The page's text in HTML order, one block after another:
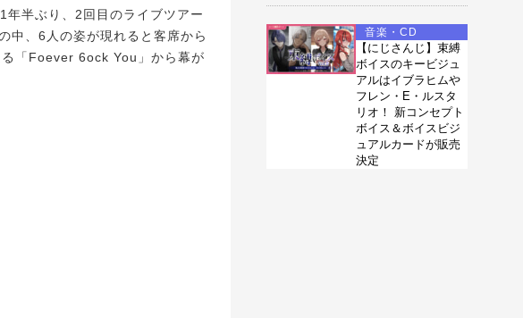
半ぶり、2回目のライブツアー
中、6人の姿が現れると客席から
「Foever 6ock You」から幕が
音楽・CD
【にじさんじ】束縛
ボイスのキービジュ
アルはイブラヒムや
フレン・E・ルスタ
リオ！ 新コンセプト
ボイス＆ボイスビジ
ュアルカードが販売
決定